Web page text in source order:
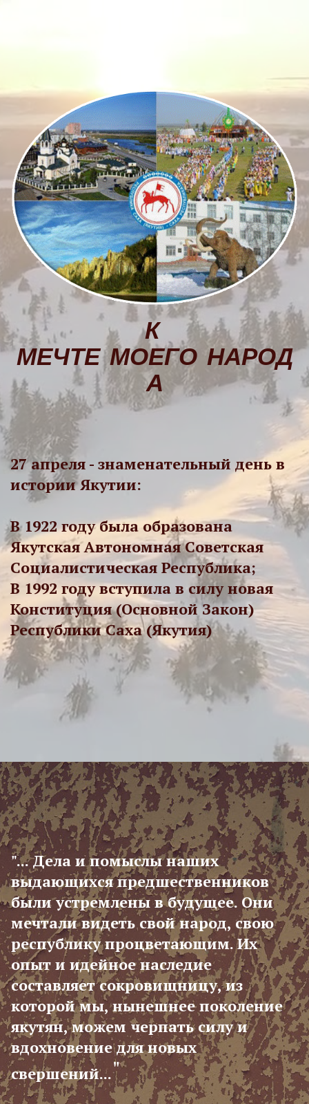
К
МЕЧТЕМОЕГО НАРОД
А
27 апреля - знаменательный день в
истории Якутии:
В 1922 году была образована
Якутская Автономная Советская
Социалистическая Республика;
В 1992 году вступила в силу новая
Конституция (Основной Закон)
Республики Саха (Якутия)
"... Дела и помыслы наших
выдающихся предшественников
были устремлены в будущее. Они
мечтали видеть свой народ, свою
республику процветающим. Их
опыт и идейное наследие
составляет сокровищницу, из
которой мы, нынешнее поколение
якутян, можем черпать силу и
вдохновение для новых
свершений..."